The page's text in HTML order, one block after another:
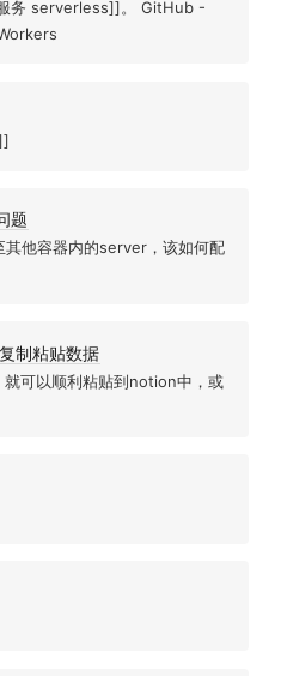
务 serverless]]。 GitHub -
题
他容器内的server，该如何配
制粘贴数据
可以顺利粘贴到notion中，或